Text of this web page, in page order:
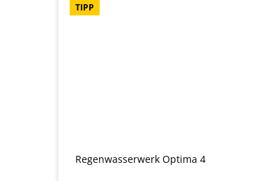
TIPP
Regenwasserwerk Optima 4